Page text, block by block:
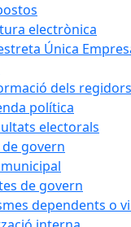
electrònica
Única
dels regidors
política
electorals
govern
de govern
dependents o